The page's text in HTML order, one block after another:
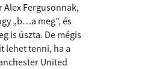
Alex Fergusonnak,
„b…a meg”, és
is úszta. De mégis
lehet tenni, ha a
United